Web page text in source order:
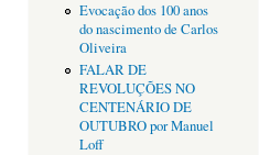
Evocação dos 100 anos
do nascimento de Carlos
Oliveira
FALAR DE
REVOLUÇÕES NO
CENTENÁRIO DE
OUTUBRO por Manuel
Loff